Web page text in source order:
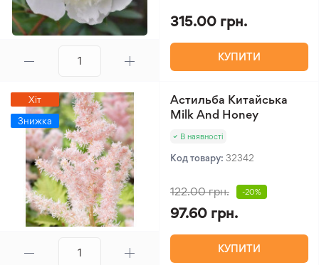
315.00 грн.
КУПИТИ
Хіт
Знижка
Астильба Китайська
Milk And Honey
В наявності
Код товару: 32342
122.00 грн. -20%
97.60 грн.
КУПИТИ